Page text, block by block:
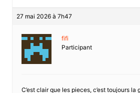
27 mai 2026 à 7h47
fifi
Participant
C’est clair que les pieces, c’est toujours la